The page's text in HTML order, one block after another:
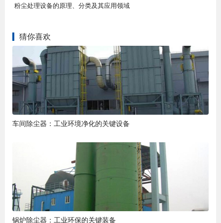
粉尘处理设备的原理、分类及其应用领域
猜你喜欢
车间除尘器：工业环境净化的关键设备
锅炉除尘器：工业环保的关键装备